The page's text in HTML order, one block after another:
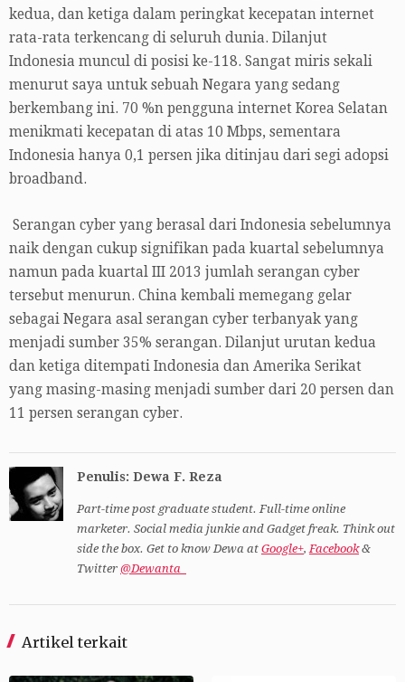
kedua, dan ketiga dalam peringkat kecepatan internet
rata-rata terkencang di seluruh dunia. Dilanjut
Indonesia muncul di posisi ke-118. Sangat miris sekali
menurut saya untuk sebuah Negara yang sedang
berkembang ini. 70 %n pengguna internet Korea Selatan
menikmati kecepatan di atas 10 Mbps, sementara
Indonesia hanya 0,1 persen jika ditinjau dari segi adopsi
broadband.
Serangan cyber yang berasal dari Indonesia sebelumnya
naik dengan cukup signifikan pada kuartal sebelumnya
namun pada kuartal III 2013 jumlah serangan cyber
tersebut menurun. China kembali memegang gelar
sebagai Negara asal serangan cyber terbanyak yang
menjadi sumber 35% serangan. Dilanjut urutan kedua
dan ketiga ditempati Indonesia dan Amerika Serikat
yang masing-masing menjadi sumber dari 20 persen dan
11 persen serangan cyber.
Penulis: Dewa F. Reza
Part-time post graduate student. Full-time online
marketer. Social media junkie and Gadget freak. Think out
side the box. Get to know Dewa at Google+, Facebook&
Twitter @Dewanta_
Artikel terkait